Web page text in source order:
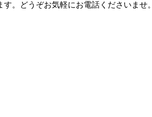
。どうぞお気軽にお電話くださいませ。